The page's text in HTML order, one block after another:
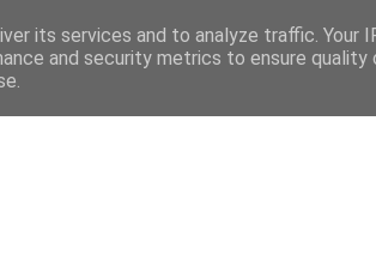
Mega Menu
its services and to analyze traffic. Your
and security metrics to ensure quality